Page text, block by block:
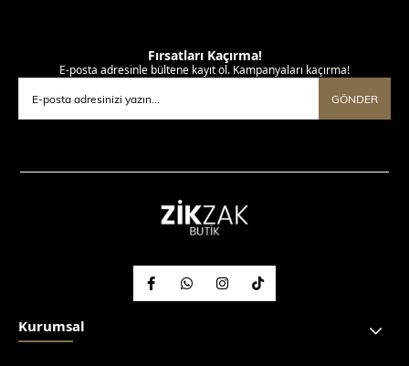
Fırsatları Kaçırma!
E-posta adresinle bültene kayıt ol. Kampanyaları kaçırma!
GÖNDER
Kurumsal